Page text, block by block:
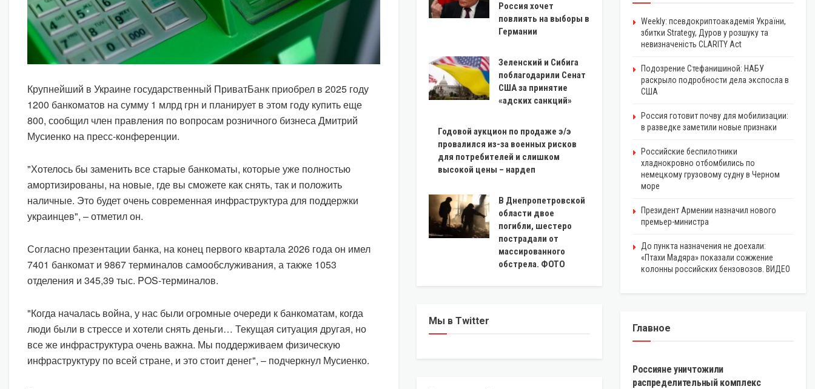
Крупнейший в Украине государственный ПриватБанк приобрел в 2025 году
1200 банкоматов на сумму 1 млрд грн и планирует в этом году купить еще
800, сообщил член правления по вопросам розничного бизнеса Дмитрий
Мусиенко на пресс-конференции.
"Хотелось бы заменить все старые банкоматы, которые уже полностью
амортизированы, на новые, где вы сможете как снять, так и положить
наличные. Это будет очень современная инфраструктура для поддержки
украинцев", – отметил он.
Согласно презентации банка, на конец первого квартала 2026 года он имел
7401 банкомат и 9867 терминалов самообслуживания, а также 1053
отделения и 345,39 тыс. POS-терминалов.
"Когда началась война, у нас были огромные очереди к банкоматам, когда
люди были в стрессе и хотели снять деньги… Текущая ситуация другая, но
все же инфраструктура очень важна. Мы поддерживаем физическую
инфраструктуру по всей стране, и это стоит денег", – подчеркнул Мусиенко.
Россия хочет
повлиять на выборы в
Германии
Зеленский и Сибига
поблагодарили Сенат
США за принятие
«адских санкций»
Годовой аукцион по продаже э/э
провалился из-за военных рисков
для потребителей и слишком
высокой цены – нардеп
В Днепропетровской
области двое
погибли, шестеро
пострадали от
массированного
обстрела. ФОТО
Мы в Twitter
Weekly: псевдокриптоакадемія України,
збитки Strategy, Дуров у розшуку та
невизначеність CLARITY Act
Подозрение Стефанишиной: НАБУ
раскрыло подробности дела экспосла в
США
Россия готовит почву для мобилизации:
в разведке заметили новые признаки
Российские беспилотники
хладнокровно отбомбились по
немецкому грузовому судну в Черном
море
Президент Армении назначил нового
премьер-министра
До пункта назначения не доехали:
«Птахи Мадяра» показали сожжение
колонны российских бензовозов. ВИДЕО
Главное
ЭКОНОМИКА
Россияне уничтожили
распределительный комплекс